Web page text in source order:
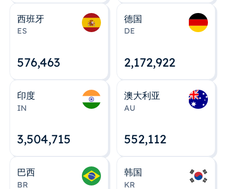
西班牙
ES
576,463
德国
DE
2,172,922
印度
IN
3,504,715
澳大利亚
AU
552,112
巴西
BR
韩国
KR